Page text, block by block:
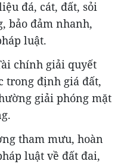
đá, cát, đất, sỏi
bảo đảm nhanh,
luật.
chính giải quyết
trong định giá đất,
giải phóng mặt
tham mưu, hoàn
luật về đất đai,